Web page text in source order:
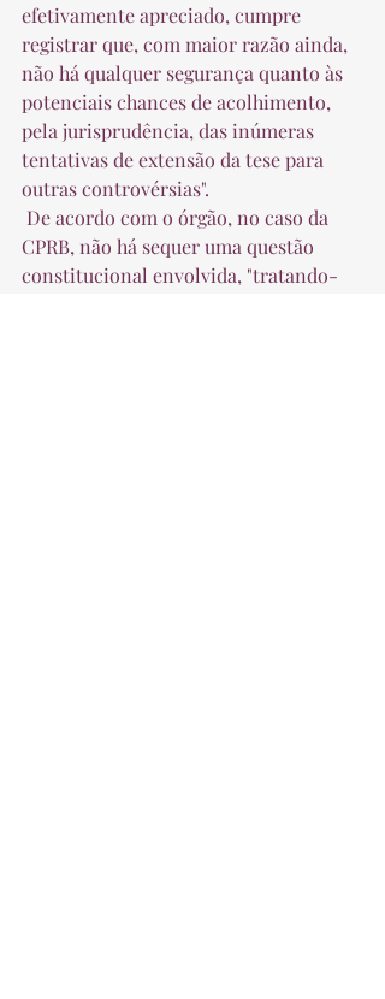
efetivamente apreciado, cumpre
registrar que, com maior razão ainda,
não há qualquer segurança quanto às
potenciais chances de acolhimento,
pela jurisprudência, das inúmeras
tentativas de extensão da tese para
outras controvérsias".
CPRB, não há sequer uma questão
constitucional envolvida, "tratando-